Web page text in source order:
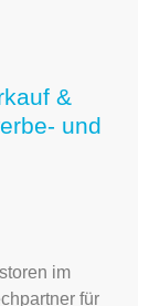
&
und
im
für